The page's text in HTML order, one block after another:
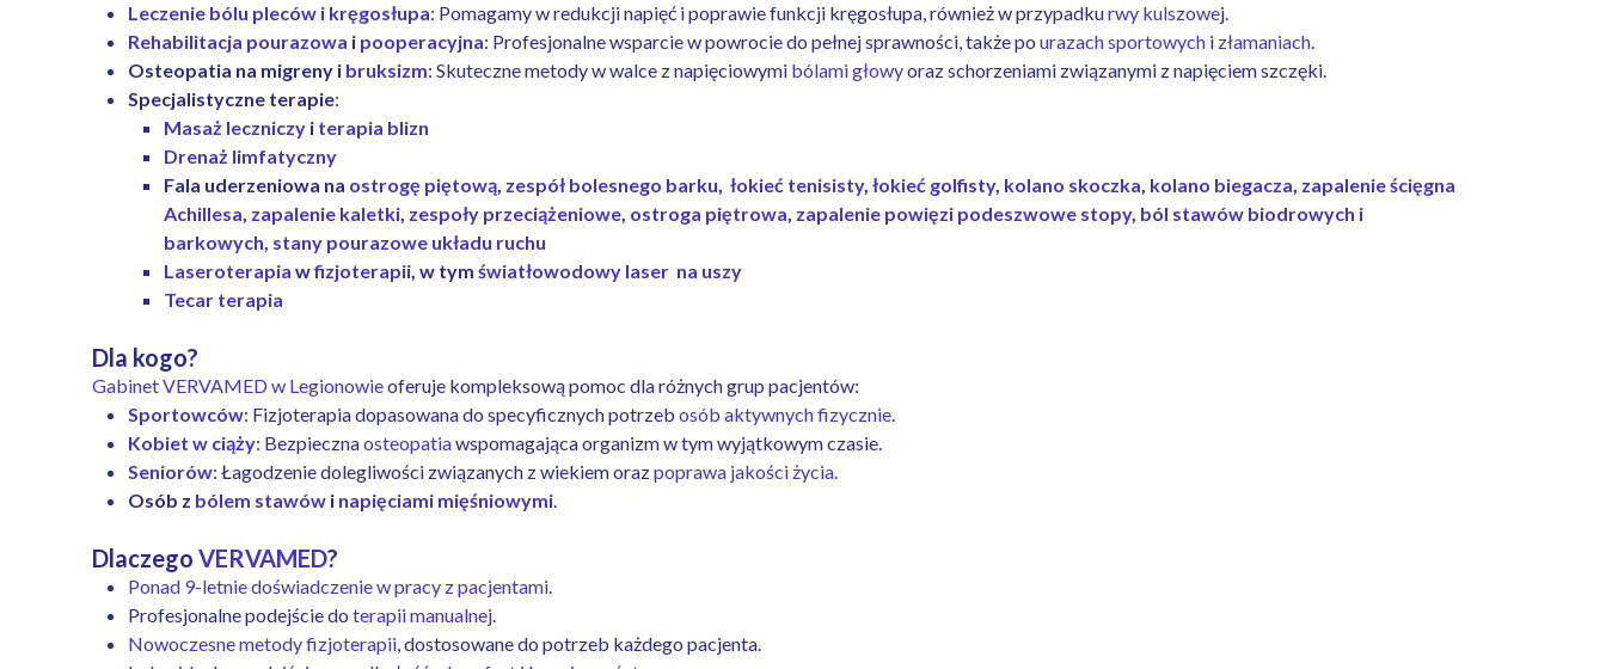
Leczenie bólu pleców i kręgosłupa: Pomagamy w redukcji napięć i poprawie funkcji kręgosłupa, również w przypadkurwy kulszowej.
Rehabilitacja pourazowa i pooperacyjna: Profesjonalne wsparcie w powrocie do pełnej sprawności, także po urazach sportowych i złamaniach.
Osteopatia na migreny i bruksizm: Skuteczne metody w walce z napięciowymi bólami głowyoraz schorzeniami związanymi z napięciem szczęki.
Specjalistyczne terapie:
Masaż leczniczy i terapia blizn
Drenaż limfatyczny
Fala uderzeniowa na ostrogę piętową, zespół bolesnego barku, łokieć tenisisty, łokieć golfisty, kolano skoczka, kolano biegacza, zapalenie ścięgna
Achillesa, zapalenie kaletki, zespoły przeciążeniowe, ostroga piętrowa, zapalenie powięzi podeszwowe stopy, ból stawów biodrowych i
barkowych, stany pourazowe układu ruchu
Laseroterapia wfizjoterapii, w tym światłowodowy laser na uszy
Tecar terapia
Dla kogo?
Gabinet VERVAMED w Legionowieoferuje kompleksową pomoc dla różnych grup pacjentów:
Sportowców: Fizjoterapia dopasowana do specyficznych potrzeb osób aktywnych fizycznie.
Kobiet w ciąży: Bezpiecznaosteopatiawspomagająca organizm w tym wyjątkowym czasie.
Seniorów: Łagodzenie dolegliwości związanych z wiekiem orazpoprawa jakości życia.
Osób z bólem stawów i napięciami mięśniowymi.
Dlaczego VERVAMED?
Ponad 9-letnie doświadczenie w pracy z pacjentami.
Profesjonalne podejście do terapii manualnej.
Nowoczesne metody fizjoterapii, dostosowane do potrzeb każdego pacjenta.